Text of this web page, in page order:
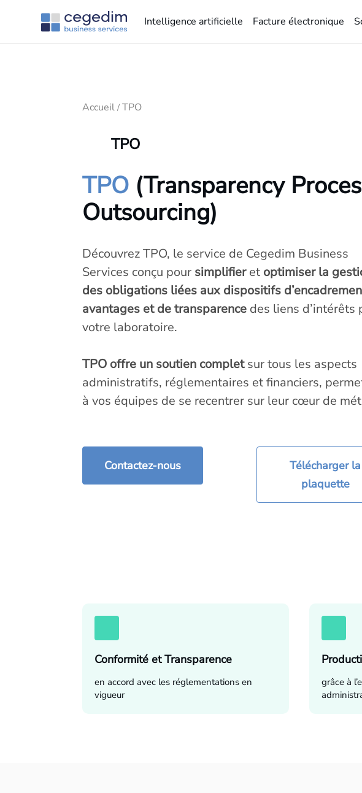
Intelligence artificielle Facture électronique
Accueil /TPO
TPO
TPO (Transparency
Outsourcing)
Découvrez TPO, le service de Cegedim Business
Services conçu pour simplifieret optimiser la
des obligations liées aux dispositifs
avantages et de transparence des liens d’intérêts
votre laboratoire.
TPO offre un soutien completsur tous les aspects
administratifs, réglementaires et financiers,
à vos équipes de se recentrer sur leur cœur de
Contactez-nous
Télécharger la
plaquette
Conformité et Transparence
en accord avec les réglementations en
vigueur
grâce à